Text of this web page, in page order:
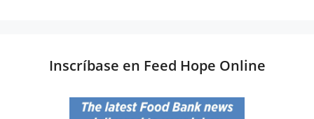
Inscríbase en Feed Hope Online